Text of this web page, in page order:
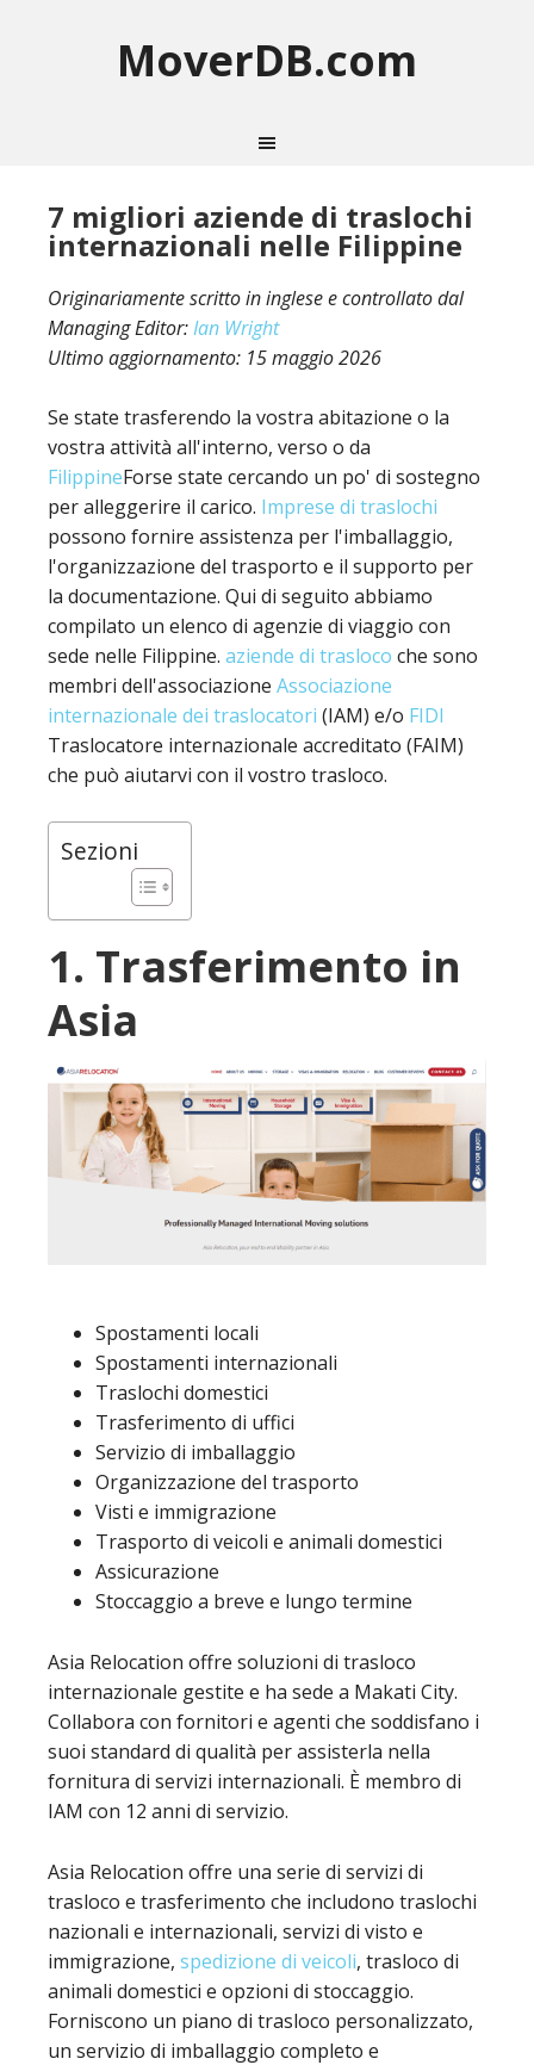
MoverDB.com
7 migliori aziende di traslochi
internazionali nelle Filippine
Originariamente scritto in inglese e controllato dal
Managing Editor:Ian Wright
Ultimo aggiornamento: 15 maggio 2026
Se state trasferendo la vostra abitazione o la
vostra attività all'interno, verso o da
FilippineForse state cercando un po' di sostegno
per alleggerire il carico. Imprese di traslochi
possono fornire assistenza per l'imballaggio,
l'organizzazione del trasporto e il supporto per
la documentazione. Qui di seguito abbiamo
compilato un elenco di agenzie di viaggio con
sede nelle Filippine. aziende di trasloco che sono
membri dell'associazione Associazione
internazionale dei traslocatori (IAM) e/o FIDI
Traslocatore internazionale accreditato (FAIM)
che può aiutarvi con il vostro trasloco.
Sezioni
1. Trasferimento in
Asia
Spostamenti locali
Spostamenti internazionali
Traslochi domestici
Trasferimento di uffici
Servizio di imballaggio
Organizzazione del trasporto
Visti e immigrazione
Trasporto di veicoli e animali domestici
Assicurazione
Stoccaggio a breve e lungo termine
Asia Relocation offre soluzioni di trasloco
internazionale gestite e ha sede a Makati City.
Collabora con fornitori e agenti che soddisfano i
suoi standard di qualità per assisterla nella
fornitura di servizi internazionali. È membro di
IAM con 12 anni di servizio.
Asia Relocation offre una serie di servizi di
trasloco e trasferimento che includono traslochi
nazionali e internazionali, servizi di visto e
immigrazione, spedizione di veicoli, trasloco di
animali domestici e opzioni di stoccaggio.
Forniscono un piano di trasloco personalizzato,
un servizio di imballaggio completo e